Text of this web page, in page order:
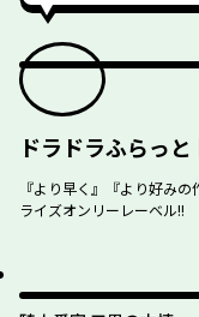
ドラドラふらっ
『より早く』『より好み
ライズオンリーレーベル!!